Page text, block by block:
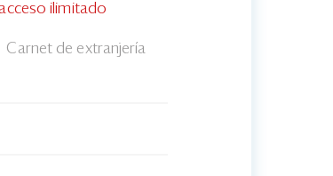
ilimitado
Carnet de extranjería